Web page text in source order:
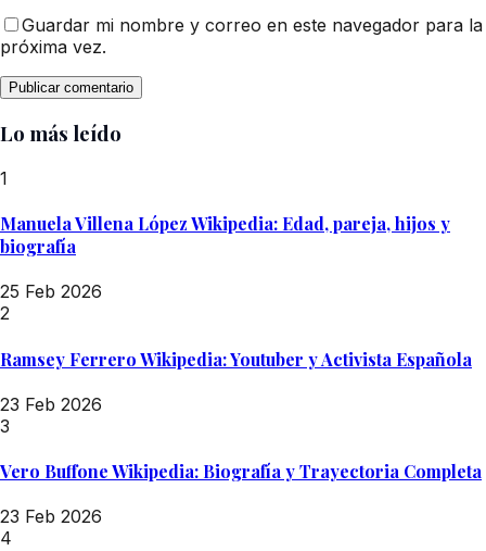
Guardar mi nombre y correo en este navegador para la
próxima vez.
Lo más leído
1
Manuela Villena López Wikipedia: Edad, pareja, hijos y
biografía
25 Feb 2026
2
Ramsey Ferrero Wikipedia: Youtuber y Activista Española
23 Feb 2026
3
Vero Buffone Wikipedia: Biografía y Trayectoria Completa
23 Feb 2026
4